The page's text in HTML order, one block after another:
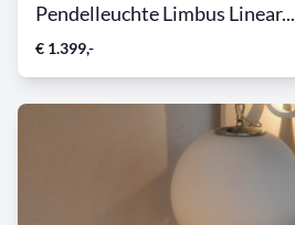
Pendelleuchte Limbus Linear...
€ 1.399,-